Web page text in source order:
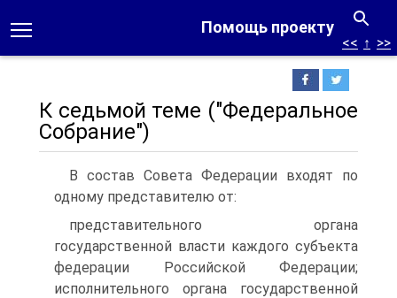
Помощь проекту
<< ↑ >>
К седьмой теме ("Федеральное
Собрание")
В состав Совета Федерации входят по
одному представителю от:
представительного органа
государственной власти каждого субъекта
федерации Российской Федерации;
исполнительного органа государственной